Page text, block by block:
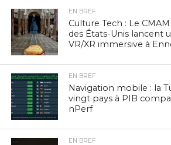
EN BREF
Culture Tech : Le
des États-Unis lancent
VR/XR immersive à
EN BREF
Navigation mobile : la
vingt pays à PIB
nPerf
EN BREF